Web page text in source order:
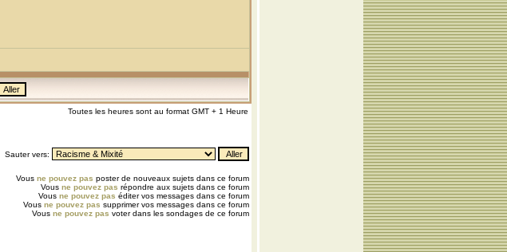
Toutes les heures sont au format GMT + 1 Heure
Sauter vers:
Vous ne pouvez pas poster de nouveaux sujets dans ce forum
Vous ne pouvez pas répondre aux sujets dans ce forum
Vous ne pouvez pas éditer vos messages dans ce forum
Vous ne pouvez pas supprimer vos messages dans ce forum
Vous ne pouvez pas voter dans les sondages de ce forum